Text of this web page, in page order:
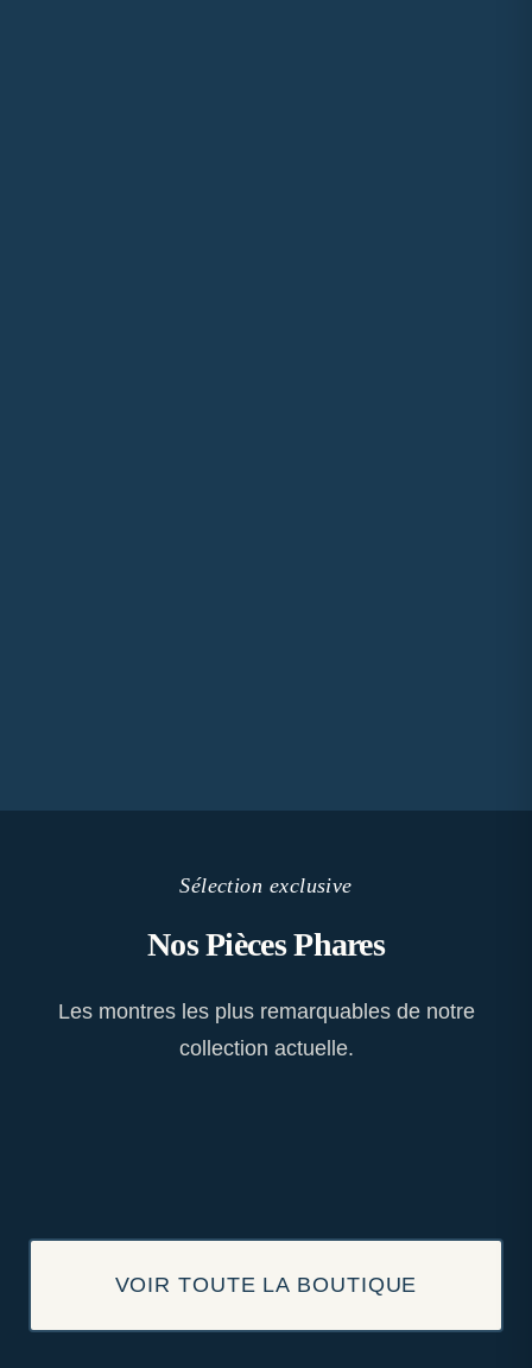
Sélection exclusive
Nos Pièces Phares
Les montres les plus remarquables de notre
collection actuelle.
VOIR TOUTE LA BOUTIQUE